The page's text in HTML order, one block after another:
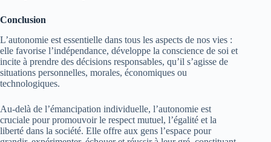
Conclusion
L’autonomie est essentielle dans tous les aspects de nos vies :
elle favorise l’indépendance, développe la conscience de soi et
incite à prendre des décisions responsables, qu’il s’agisse de
situations personnelles, morales, économiques ou
technologiques.
Au-delà de l’émancipation individuelle, l’autonomie est
cruciale pour promouvoir le respect mutuel, l’égalité et la
liberté dans la société. Elle offre aux gens l’espace pour